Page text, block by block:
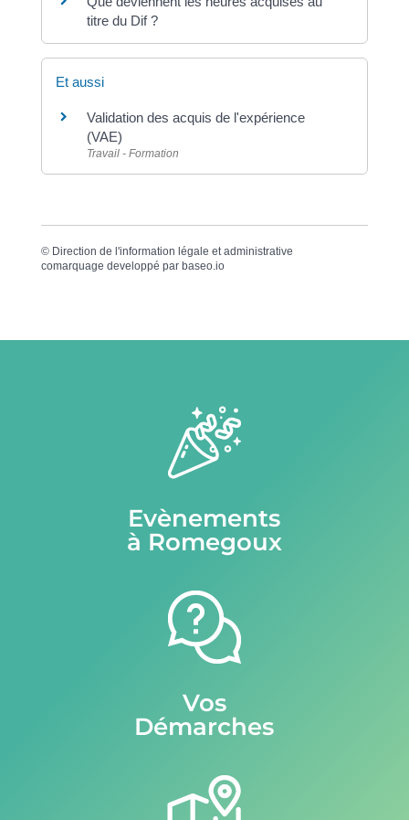
titre du Dif ?
Et aussi
Validation des acquis de l'expérience
(VAE)
Travail - Formation
© Direction de l'information légale et administrative
comarquage developpé par baseo.io
Evènements
à Romegoux
Vos
Démarches